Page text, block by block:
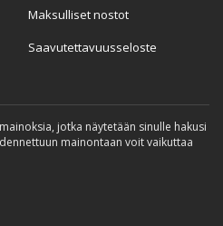
Maksulliset nostot
Saavutettavuusseloste
jotka näytetään sinulle hakusi
mainontaan voit vaikuttaa